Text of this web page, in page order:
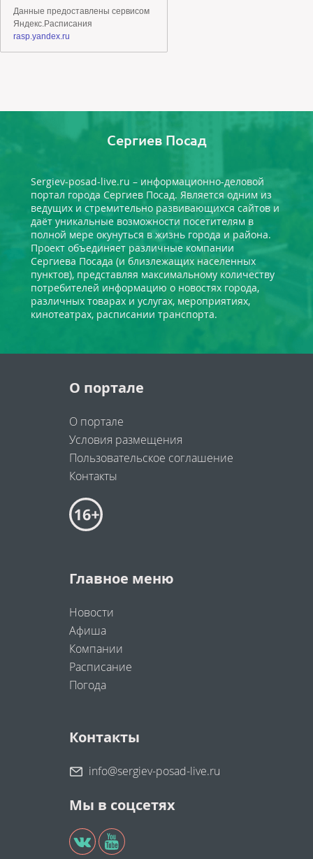
Сергиев Посад
Sergiev-posad-live.ru – информационно-деловой
портал города Сергиев Посад. Является одним из
ведущих и стремительно развивающихся сайтов и
даёт уникальные возможности посетителям в
полной мере окунуться в жизнь города и района.
Проект объединяет различные компании
Сергиева Посада (и близлежащих населенных
пунктов), представляя максимальному количеству
потребителей информацию о новостях города,
различных товарах и услугах, мероприятиях,
кинотеатрах, расписании транспорта.
О портале
О портале
Условия размещения
Пользовательское соглашение
Контакты
Главное меню
Новости
Афиша
Компании
Расписание
Погода
Контакты
info@sergiev-posad-live.ru
Мы в соцсетях